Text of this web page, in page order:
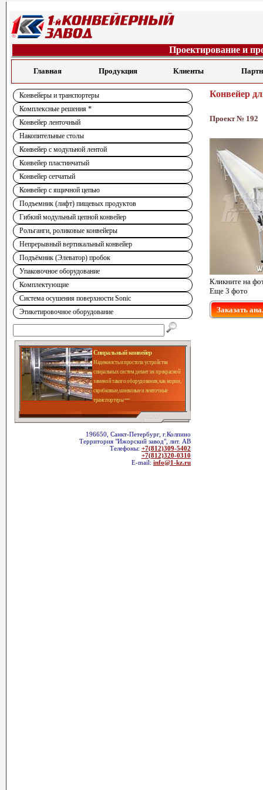
Проектирование и
Главная Продукция Клиенты
Конвейеры и транспортеры
Комплексные решения *
Конвейер ленточный
Накопительные столы
Конвейер с модульной лентой
Конвейер пластинчатый
Конвейер сетчатый
Конвейер с ящичной цепью
Подъемник (лифт) пищевых продуктов
Гибкий модульный цепной конвейер
Рольганги, роликовые конвейеры
Непрерывный вертикальный конвейер
Подъёмник (Элеватор) пробок
Упаковочное оборудование
Комплектующие
Система осушения поверхности Sonic
Этикетировочное оборудование
Спиральный конвейер
Надежность и простота устройства
спиральных систем делает их прекрасной
заменой такого оборудования, как нории,
скребковые, шнековые и ленточные
транспортеры
196650, Санкт-Петербург, г.Колпино
Территория "Ижорский завод", лит. АВ
Телефоны: +7(812)309-5402
+7(812)320-0310
E-mail: info@1-kz.ru
Конвейер
Проект № 192
Кликните на
Еще 3 фото
Заказать